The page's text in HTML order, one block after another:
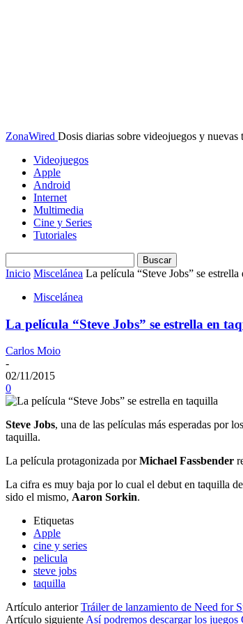
ZonaWired Dosis diarias sobre videojuegos y nuevas
Videojuegos
Apple
Android
Internet
Multimedia
Cine y Series
Tutoriales
Inicio Miscelánea La película “Steve Jobs” se estrella
Miscelánea
La película “Steve Jobs” se estrella en
Carlos Moio
-
02/11/2015
0
Steve Jobs, una de las películas más esperadas por
taquilla.
La película protagonizada porMichael Fassbender
La cifra es muy baja por lo cual el debut en taquilla
sido el mismo, Aaron Sorkin.
Etiquetas
Apple
cine y series
pelicula
steve jobs
taquilla
Artículo anterior Tráiler de lanzamiento de Need for
Artículo siguienteAsí podremos descargar los